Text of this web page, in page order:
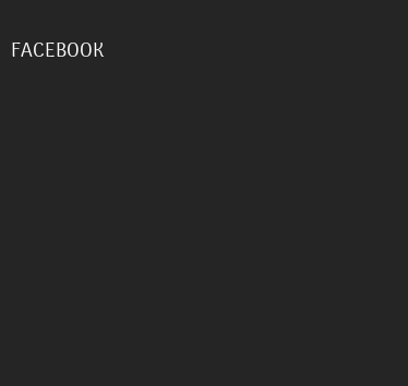
FACEBOOK